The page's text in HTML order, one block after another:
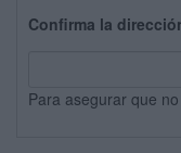
Confirma la
Para asegurar que